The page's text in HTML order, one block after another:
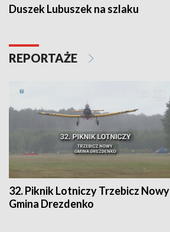
Duszek Lubuszek na szlaku
REPORTAŻE
32. Piknik Lotniczy Trzebicz Nowy
Gmina Drezdenko